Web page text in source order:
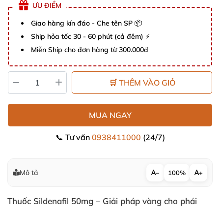
ƯU ĐIỂM
Giao hàng kín đáo - Che tên SP 📦
Ship hỏa tốc 30 - 60 phút (cả đêm) ⚡
Miễn Ship cho đơn hàng từ 300.000đ
🛒 THÊM VÀO GIỎ
MUA NGAY
📞 Tư vấn 0938411000 (24/7)
Mô tả − 100% +
Thuốc Sildenafil 50mg – Giải pháp vàng cho phái